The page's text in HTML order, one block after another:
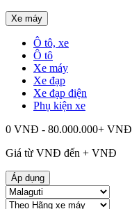
Xe máy
Ô tô, xe
Ô tô
Xe máy
Xe đạp
Xe đạp điện
Phụ kiện xe
0 VNĐ - 80.000.000+ VNĐ
Giá từ VNĐ đến + VNĐ
Áp dụng